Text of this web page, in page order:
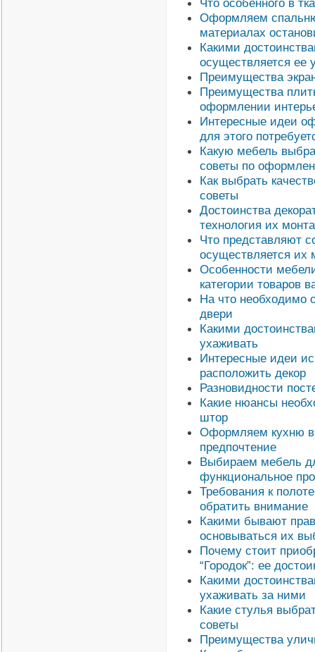
Что особенного в
Оформляем спальню
материалах
Какими
осуществляется ее
Преимущества
Преимущества
оформлении
Интересные идеи
для этого
Какую мебель
советы по
Как выбрать
советы
Достоинства
технология их
Что представляют
осуществляется их
Особенности
категории товаров
На что необходимо
двери
Какими
ухаживать
Интересные идеи
расположить декор
Разновидности
Какие нюансы
штор
Оформляем кухню в
предпочтение
Выбираем мебель
функциональное
Требования к
обратить внимание
Какими бывают
основываться их
Почему стоит
“Городок”: ее
Какими
ухаживать за ними
Какие стулья
советы
Преимущества